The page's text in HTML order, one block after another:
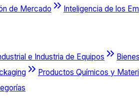
de Mercado Inteligencia de los
e Industria de Equipos
Productos Químicos y